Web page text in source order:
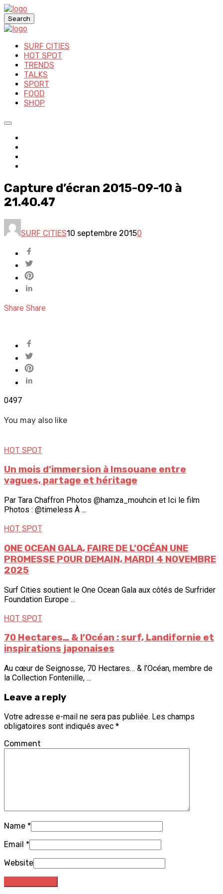
Search
SURF CITIES
HOT SPOT
TRENDS
TALKS
SPORT
FOOD
SHOP
Capture d’écran 2015-09-10 à
21.40.47
SURF CITIES10 septembre 20150
Share Share
0497
You may also like
HOT SPOT
Un mois d’immersion à Imsouane entre
vagues, partage et héritage
Par Tara Chaffron Photos @hamza_mouhcin et Ici le film
Photos : @timeless À ...
HOT SPOT
ONE OCEAN GALA, FAIRE DE L’OCÉAN UNE
PROMESSE POUR DEMAIN, MARDI 4 NOVEMBRE
2025
Surf Cities soutient le One Ocean Gala aux côtés de Surfrider
Foundation Europe ...
HOT SPOT
70 Hectares… & l’Océan : surf, Landifornie et
inspirations japonaises
Au cœur de Seignosse, 70 Hectares… & l’Océan, membre de
la Collection Fontenille, ...
Leave a reply
Votre adresse e-mail ne sera pas publiée. Les champs
obligatoires sont indiqués avec *
Comment
Name *
Email *
Website